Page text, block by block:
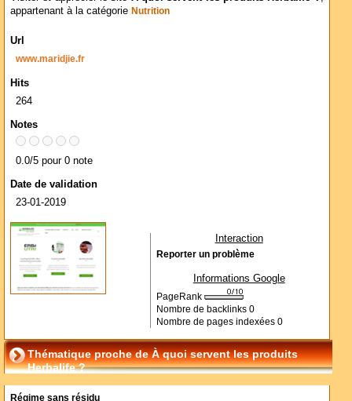
appartenant à la catégorie Nutrition
Url
www.maridjie.fr
Hits
264
Notes
0.0/5 pour 0 note
Date de validation
23-01-2019
Interaction
Reporter un problème
Informations Google
PageRank
Nombre de backlinks 0
Nombre de pages indexées 0
Thématique proche de À quoi servent les produits
Herbalife ?
Régime sans résidu